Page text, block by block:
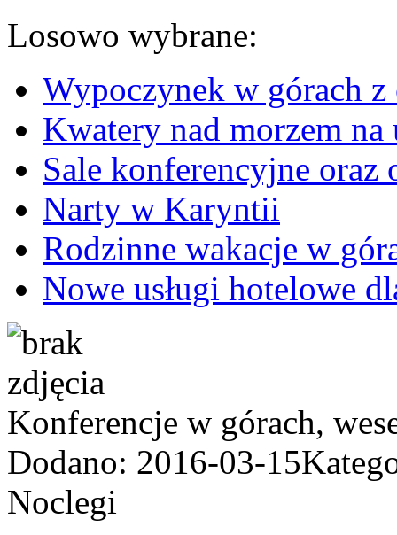
Losowo wybrane:
Wypoczynek w górach
Kwatery nad morzem
Sale konferencyjne oraz
Narty w Karyntii
Rodzinne wakacje w
Nowe usługi hotelowe
Konferencje w górach,
Dodano: 2016-03-15
Noclegi